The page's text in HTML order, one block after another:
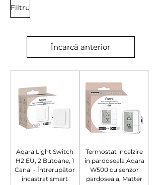
Filtru
Încarcă anterior
Aqara Light Switch
H2 EU, 2 Butoane, 1
Canal - Întrerupător
încastrat smart
Termostat incalzire
in pardoseala Aqara
W500 cu senzor
pardoseala, Matter